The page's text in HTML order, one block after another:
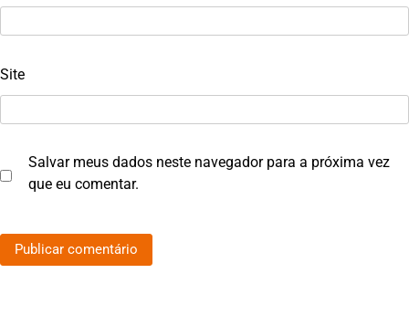
Site
Salvar meus dados neste navegador para a próxima vez
que eu comentar.